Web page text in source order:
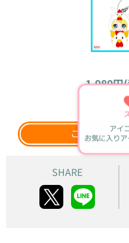
1,980円
2026年12月
このグッズを
アイ
お気に入り
SHARE